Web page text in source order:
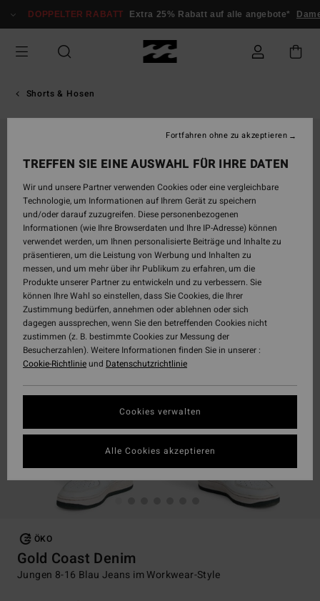
zur
springen
DOPPELTER RABATT Extra 25% Rabatt auf alle angebote*
Shorts & Hosen
ÖKO
Gold Coast Denim
Jungen 8-16 Blau Jeans im Workwear-Style
TREFFEN SIE EINE AUSWAHL FÜR IHRE DATEN
Wir und unsere Partner verwenden Cookies oder eine vergleichbare
Technologie, um Informationen auf Ihrem Gerät zu speichern
und/oder darauf zuzugreifen. Diese personenbezogenen
Informationen (wie Ihre Browserdaten und Ihre IP-Adresse) können
verwendet werden, um Ihnen personalisierte Beiträge und Inhalte zu
präsentieren, um die Leistung von Werbung und Inhalten zu
messen, und um mehr über ihr Publikum zu erfahren, um die
Produkte unserer Partner zu entwickeln und zu verbessern. Sie
können Ihre Wahl so einstellen, dass Sie Cookies, die Ihrer
Zustimmung bedürfen, annehmen oder ablehnen oder sich
dagegen aussprechen, wenn Sie den betreffenden Cookies nicht
zustimmen (z. B. bestimmte Cookies zur Messung der
Besucherzahlen). Weitere Informationen finden Sie in unserer :
Cookie-Richtlinieund Datenschutzrichtlinie
Cookies verwalten
Fortfahren ohne zu akzeptieren
Alle Cookies akzeptieren